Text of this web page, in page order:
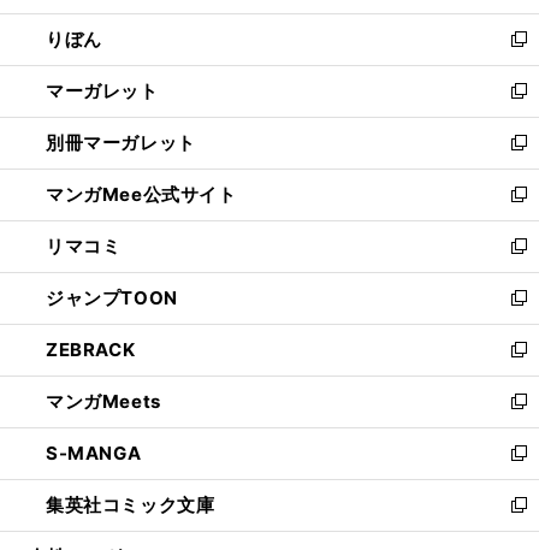
開
く
ウ
で
開
く
ン
ド
ウ
で
開
く
ウ
ィ
ン
ド
ウ
で
開
く
りぼん
新
し
い
ウ
ィ
ン
ド
ウ
で
開
く
マーガレット
新
し
い
ウ
ィ
ン
ド
ウ
で
開
く
別冊マーガレット
新
し
い
ウ
ィ
ン
ド
ウ
で
開
く
マンガMee公式サイト
新
し
い
ウ
ィ
ン
ド
ウ
で
開
く
リマコミ
新
し
い
ウ
ィ
ン
ド
ウ
で
開
く
ジャンプTOON
新
し
い
ウ
ィ
ン
ド
ウ
で
開
ZEBRACK
新
し
い
ウ
ィ
ン
ド
ウ
マンガMeets
新
し
い
ウ
ィ
ン
S-MANGA
新
し
い
ウ
集英社コミック文庫
新
し